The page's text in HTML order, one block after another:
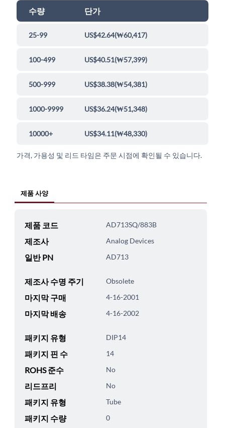
수량 단가
25-99 US$42.64(₩60,417)
100-499 US$40.51(₩57,399)
500-999 US$38.38(₩54,381)
1000-9999 US$36.24(₩51,348)
10000+ US$34.11(₩48,330)
가격, 가용성 및 리드 타임은 주문 시점에 확인될 수 있습니다.
제품 사양
제품 코드 AD713SQ/883B
제조사 Analog Devices
일반 PN AD713
제조사 수명 주기 Obsolete
마지막 구매 4-16-2001
마지막 배송 4-16-2002
패키지 유형 DIP14
패키지 핀 수 14
ROHS 준수 No
리드프리 No
패키지 유형 Tube
패키지 수량 0